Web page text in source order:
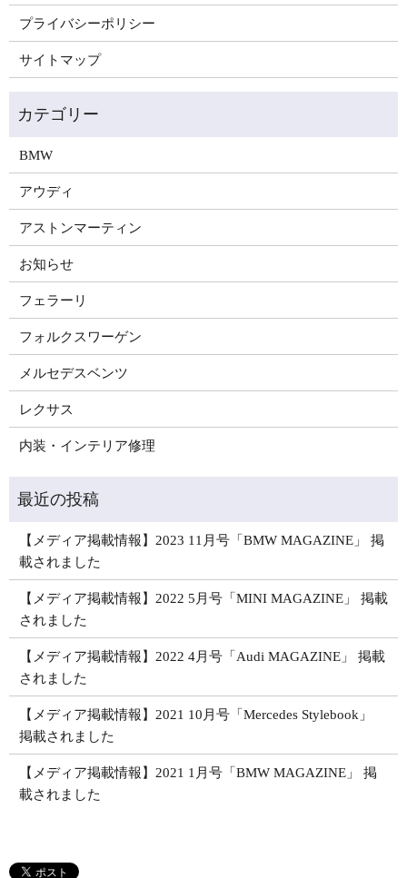
プライバシーポリシー
サイトマップ
BMW
アウディ
アストンマーティン
お知らせ
フェラーリ
フォルクスワーゲン
メルセデスベンツ
レクサス
内装・インテリア修理
【メディア掲載情報】2023 11月号「BMW MAGAZINE」 掲
載されました
【メディア掲載情報】2022 5月号「MINI MAGAZINE」 掲載
されました
【メディア掲載情報】2022 4月号「Audi MAGAZINE」 掲載
されました
【メディア掲載情報】2021 10月号「Mercedes Stylebook」
掲載されました
【メディア掲載情報】2021 1月号「BMW MAGAZINE」 掲
載されました